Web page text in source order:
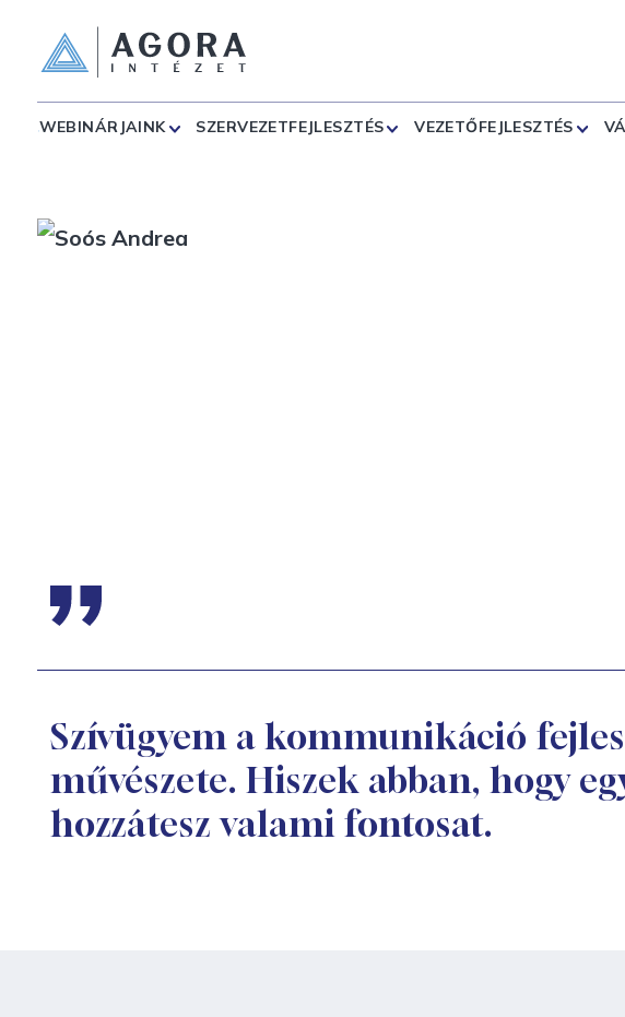
WEBINÁRJAINK SZERVEZETFEJLESZTÉS VEZETŐFEJLESZTÉS
Szívügyem a kommunikáció
művészete. Hiszek abban, hogy
hozzátesz valami fontosat.